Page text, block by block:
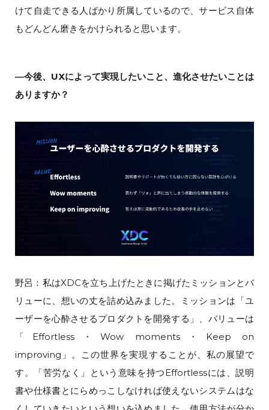
けて自走できる人ばかり所属しているので、サービス自体
もどんどん磨きをかけられると思います。
―今後、UXによって実現したいこと、進化させたいことは
ありますか？
野呂：私はXDCを立ち上げたときに掲げたミッションとバ
リューに、想いの丈を詰め込みました。ミッションは「ユ
ーザーを心酔させるプロダクトを開発する」、バリューは
「Effortless・Wow moments・Keep on
improving」。この世界を実現することが、私の展望で
す。「苦労なく」という意味を持つEffortlessには、説明
書や仕様書とにらめっこしなければ使えないシステムはな